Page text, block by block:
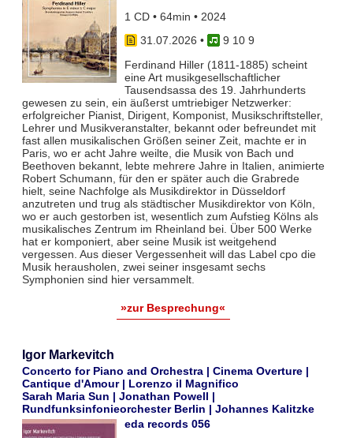
1 CD • 64min • 2024
31.07.2026 •
9 10 9
Ferdinand Hiller (1811-1885) scheint
eine Art musikgesellschaftlicher
Tausendsassa des 19. Jahrhunderts
gewesen zu sein, ein äußerst umtriebiger Netzwerker:
erfolgreicher Pianist, Dirigent, Komponist, Musikschriftsteller,
Lehrer und Musikveranstalter, bekannt oder befreundet mit
fast allen musikalischen Größen seiner Zeit, machte er in
Paris, wo er acht Jahre weilte, die Musik von Bach und
Beethoven bekannt, lebte mehrere Jahre in Italien, animierte
Robert Schumann, für den er später auch die Grabrede
hielt, seine Nachfolge als Musikdirektor in Düsseldorf
anzutreten und trug als städtischer Musikdirektor von Köln,
wo er auch gestorben ist, wesentlich zum Aufstieg Kölns als
musikalisches Zentrum im Rheinland bei. Über 500 Werke
hat er komponiert, aber seine Musik ist weitgehend
vergessen. Aus dieser Vergessenheit will das Label cpo die
Musik herausholen, zwei seiner insgesamt sechs
Symphonien sind hier versammelt.
»zur Besprechung«
Igor Markevitch
Concerto for Piano and Orchestra | Cinema Overture |
Cantique d'Amour | Lorenzo il Magnifico
Sarah Maria Sun | Jonathan Powell |
Rundfunksinfonieorchester Berlin | Johannes Kalitzke
eda records 056